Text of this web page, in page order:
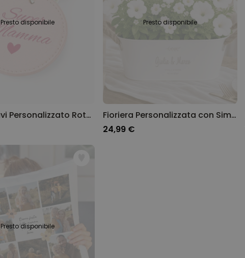
Presto disponibile
Portachiavi Personalizzato Rotondo con Testo
Presto disponibile
Fioriera Personalizzata con Simbolo e Testo
24,99 €
Presto disponibile